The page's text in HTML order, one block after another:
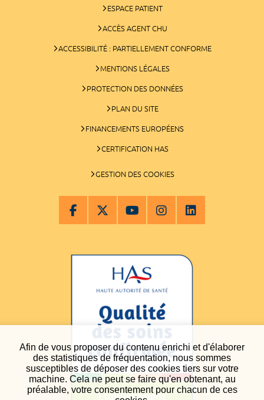
Afin de vous proposer du contenu enrichi et d'élaborer
des statistiques de fréquentation, nous sommes
susceptibles de déposer des cookies tiers sur votre
machine. Cela ne peut se faire qu'en obtenant, au
préalable, votre consentement pour chacun de ces
ESPACE PATIENT
ACCÈS AGENT CHU
ACCESSIBILITÉ : PARTIELLEMENT CONFORME
MENTIONS LÉGALES
PROTECTION DES DONNÉES
PLAN DU SITE
FINANCEMENTS EUROPÉENS
CERTIFICATION HAS
GESTION DES COOKIES